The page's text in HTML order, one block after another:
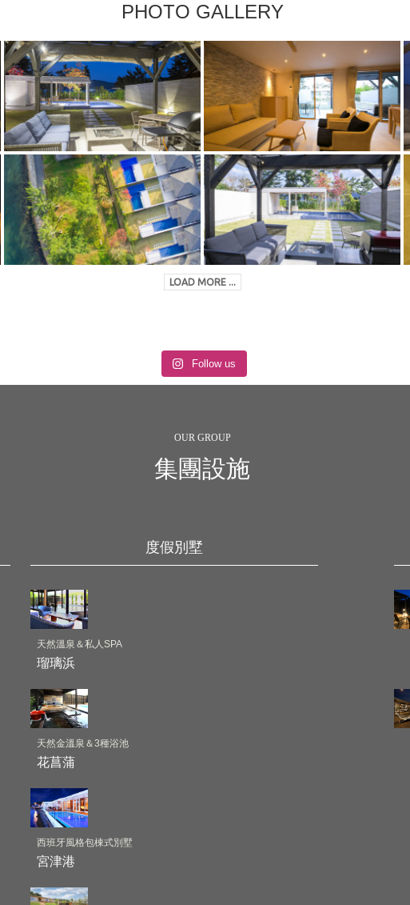
PHOTO GALLERY
LOAD MORE ...
Follow us
OUR GROUP
集團設施
度假別墅
天然溫泉＆私人SPA
瑠璃浜
天然金溫泉＆3種浴池
花菖蒲
西班牙風格包棟式別墅
宮津港